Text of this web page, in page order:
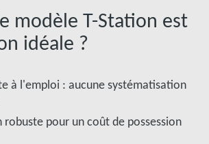
modèle T-Station est
idéale ?
à l'emploi : aucune systématisation
pour un coût de possession